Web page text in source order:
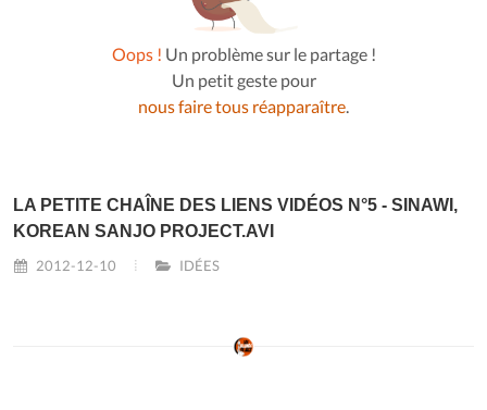
Oops ! Un problème sur le partage !
Un petit geste pour
nous faire tous réapparaître
LA PETITE CHAÎNE DES LIENS VIDÉOS N°5 - SINAWI,
KOREAN SANJO PROJECT.AVI
2012-12-10 IDÉES